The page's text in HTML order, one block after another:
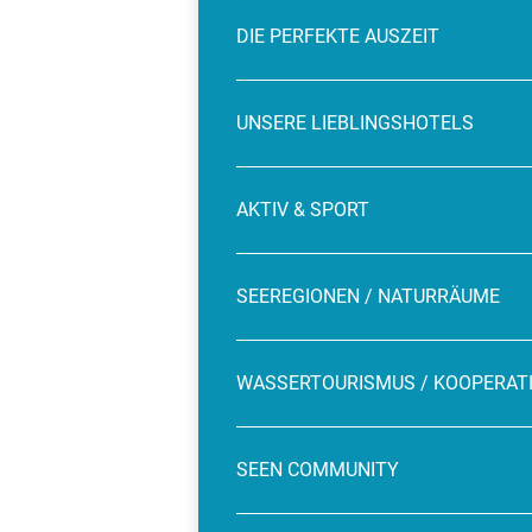
DIE PERFEKTE AUSZEIT
UNSERE LIEBLINGSHOTELS
AKTIV & SPORT
SEEREGIONEN / NATURRÄUME
WASSERTOURISMUS /
SEEN COMMUNITY